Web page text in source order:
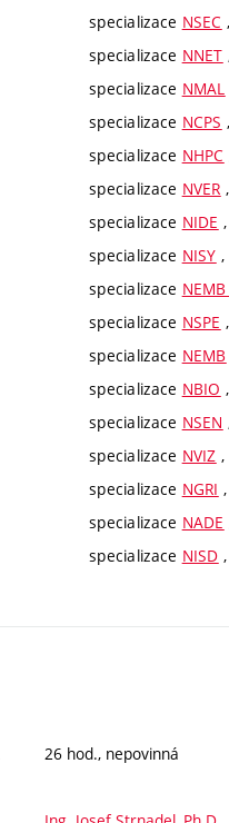
specializace NSEC
specializace NNET
specializace NMAL
specializace NCPS
specializace NHPC
specializace NVER
specializace NIDE
specializace NISY
specializace
specializace NSPE
specializace NEMB
specializace NBIO
specializace NSEN
specializace NVIZ
specializace NGRI
specializace NADE
specializace NISD
26 hod., nepovinná